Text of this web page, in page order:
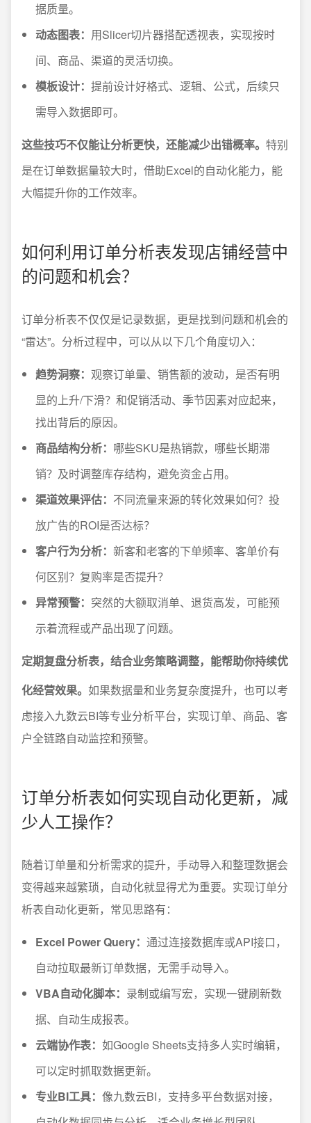
据质量。
动态图表： 用Slicer切片器搭配透视表，实现按时
间、商品、渠道的灵活切换。
模板设计： 提前设计好格式、逻辑、公式，后续只
需导入数据即可。
这些技巧不仅能让分析更快，还能减少出错概率。 特别
是在订单数据量较大时，借助Excel的自动化能力，能
大幅提升你的工作效率。
如何利用订单分析表发现店铺经营中
的问题和机会？
订单分析表不仅仅是记录数据，更是找到问题和机会的
“雷达”。分析过程中，可以从以下几个角度切入：
趋势洞察： 观察订单量、销售额的波动，是否有明
显的上升/下滑？和促销活动、季节因素对应起来，
找出背后的原因。
商品结构分析： 哪些SKU是热销款，哪些长期滞
销？及时调整库存结构，避免资金占用。
渠道效果评估： 不同流量来源的转化效果如何？投
放广告的ROI是否达标？
客户行为分析： 新客和老客的下单频率、客单价有
何区别？复购率是否提升？
异常预警： 突然的大额取消单、退货高发，可能预
示着流程或产品出现了问题。
定期复盘分析表，结合业务策略调整，能帮助你持续优
化经营效果。 如果数据量和业务复杂度提升，也可以考
虑接入九数云BI等专业分析平台，实现订单、商品、客
户全链路自动监控和预警。
订单分析表如何实现自动化更新，减
少人工操作？
随着订单量和分析需求的提升，手动导入和整理数据会
变得越来越繁琐，自动化就显得尤为重要。实现订单分
析表自动化更新，常见思路有：
Excel Power Query： 通过连接数据库或API接口，
自动拉取最新订单数据，无需手动导入。
VBA自动化脚本： 录制或编写宏，实现一键刷新数
据、自动生成报表。
云端协作表： 如Google Sheets支持多人实时编辑，
可以定时抓取数据更新。
专业BI工具： 像九数云BI，支持多平台数据对接，